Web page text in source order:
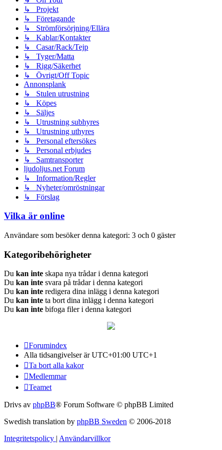
↳ Projekt
↳ Företagande
↳ Strömförsörjning/Ellära
↳ Kablar/Kontakter
↳ Casar/Rack/Tejp
↳ Tyger/Matta
↳ Rigg/Säkerhet
↳ Övrigt/Off Topic
Annonsplank
↳ Stulen utrustning
↳ Köpes
↳ Säljes
↳ Utrustning subhyres
↳ Utrustning uthyres
↳ Personal eftersökes
↳ Personal erbjudes
↳ Samtransporter
ljudoljus.net Forum
↳ Information/Regler
↳ Nyheter/omröstningar
↳ Förslag
Vilka är online
Användare som besöker denna kategori: 3 och 0 gäster
Kategoribehörigheter
Du kan inte skapa nya trådar i denna kategori
Du kan inte svara på trådar i denna kategori
Du kan inte redigera dina inlägg i denna kategori
Du kan inte ta bort dina inlägg i denna kategori
Du kan inte bifoga filer i denna kategori
Forumindex
Alla tidsangivelser är UTC+01:00 UTC+1
Ta bort alla kakor
Medlemmar
Teamet
Drivs av phpBB® Forum Software © phpBB Limited
Swedish translation by phpBB Sweden © 2006-2018
Integritetspolicy Användarvillkor